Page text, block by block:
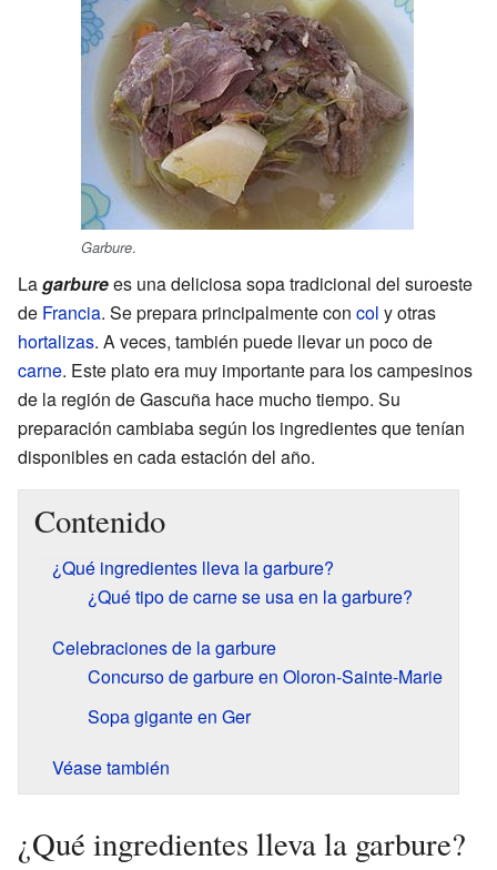
Garbure.
Lagarburees una deliciosa sopa tradicional del suroeste
de Francia. Se prepara principalmente con col y otras
hortalizas. A veces, también puede llevar un poco de
carne. Este plato era muy importante para los campesinos
de la región de Gascuña hace mucho tiempo. Su
preparación cambiaba según los ingredientes que tenían
disponibles en cada estación del año.
Contenido
¿Qué ingredientes lleva la garbure?
¿Qué tipo de carne se usa en la garbure?
Celebraciones de la garbure
Concurso de garbure en Oloron-Sainte-Marie
Sopa gigante en Ger
Véase también
¿Qué ingredientes lleva la garbure?